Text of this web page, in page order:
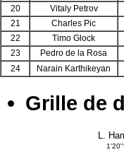
20
Vitaly Petrov
21
Charles Pic
22
Timo Glock
23
Pedro de la Rosa
24
Narain Karthikeyan
Grille de
L.